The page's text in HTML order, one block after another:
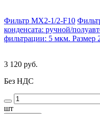
Фильтр MX2-1/2-F10
конденсата: ручной/
фильтрации: 5 мкм. Размер
3 120 руб.
Без НДС
шт